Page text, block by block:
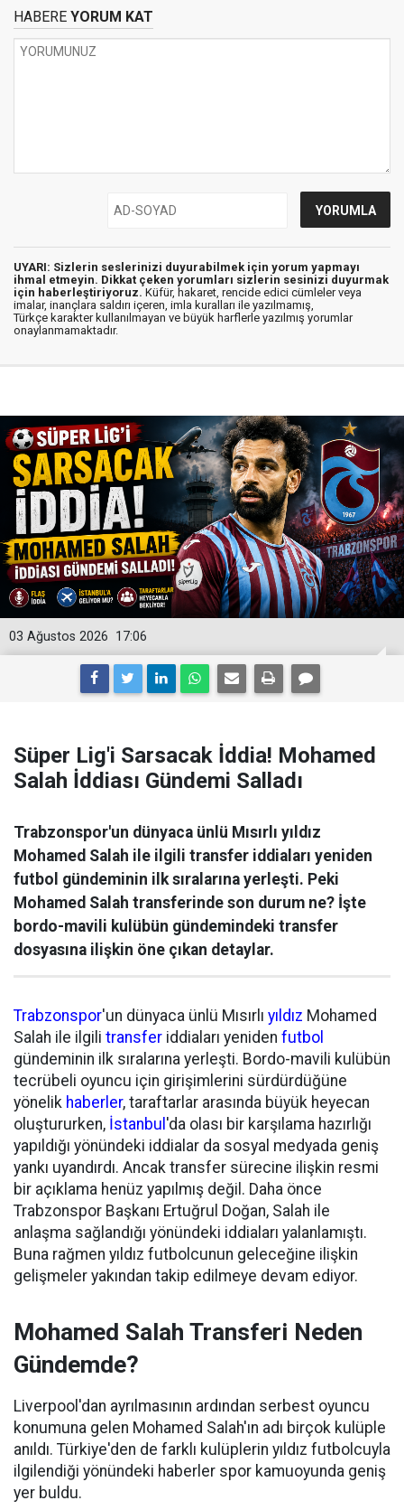
HABERE YORUM KAT
UYARI: Sizlerin seslerinizi duyurabilmek için yorum yapmayı
ihmal etmeyin. Dikkat çeken yorumları sizlerin sesinizi duyurmak
için haberleştiriyoruz. Küfür, hakaret, rencide edici cümleler veya
imalar, inançlara saldırı içeren, imla kuralları ile yazılmamış,
Türkçe karakter kullanılmayan ve büyük harflerle yazılmış yorumlar
onaylanmamaktadır.
17:06
03 Ağustos 2026
Süper Lig'i Sarsacak İddia! Mohamed
Salah İddiası Gündemi Salladı
Trabzonspor'un dünyaca ünlü Mısırlı yıldız
Mohamed Salah ile ilgili transfer iddiaları yeniden
futbol gündeminin ilk sıralarına yerleşti. Peki
Mohamed Salah transferinde son durum ne? İşte
bordo-mavili kulübün gündemindeki transfer
dosyasına ilişkin öne çıkan detaylar.
Trabzonspor'un dünyaca ünlü Mısırlı yıldız Mohamed
Salah ile ilgili transfer iddiaları yeniden futbol
gündeminin ilk sıralarına yerleşti. Bordo-mavili kulübün
tecrübeli oyuncu için girişimlerini sürdürdüğüne
yönelik haberler, taraftarlar arasında büyük heyecan
oluştururken, İstanbul 'da olası bir karşılama hazırlığı
yapıldığı yönündeki iddialar da sosyal medyada geniş
yankı uyandırdı. Ancak transfer sürecine ilişkin resmi
bir açıklama henüz yapılmış değil. Daha önce
Trabzonspor Başkanı Ertuğrul Doğan, Salah ile
anlaşma sağlandığı yönündeki iddiaları yalanlamıştı.
Buna rağmen yıldız futbolcunun geleceğine ilişkin
gelişmeler yakından takip edilmeye devam ediyor.
Mohamed Salah Transferi Neden
Gündemde?
Liverpool'dan ayrılmasının ardından serbest oyuncu
konumuna gelen Mohamed Salah'ın adı birçok kulüple
anıldı. Türkiye'den de farklı kulüplerin yıldız futbolcuyla
ilgilendiği yönündeki haberler spor kamuoyunda geniş
yer buldu.